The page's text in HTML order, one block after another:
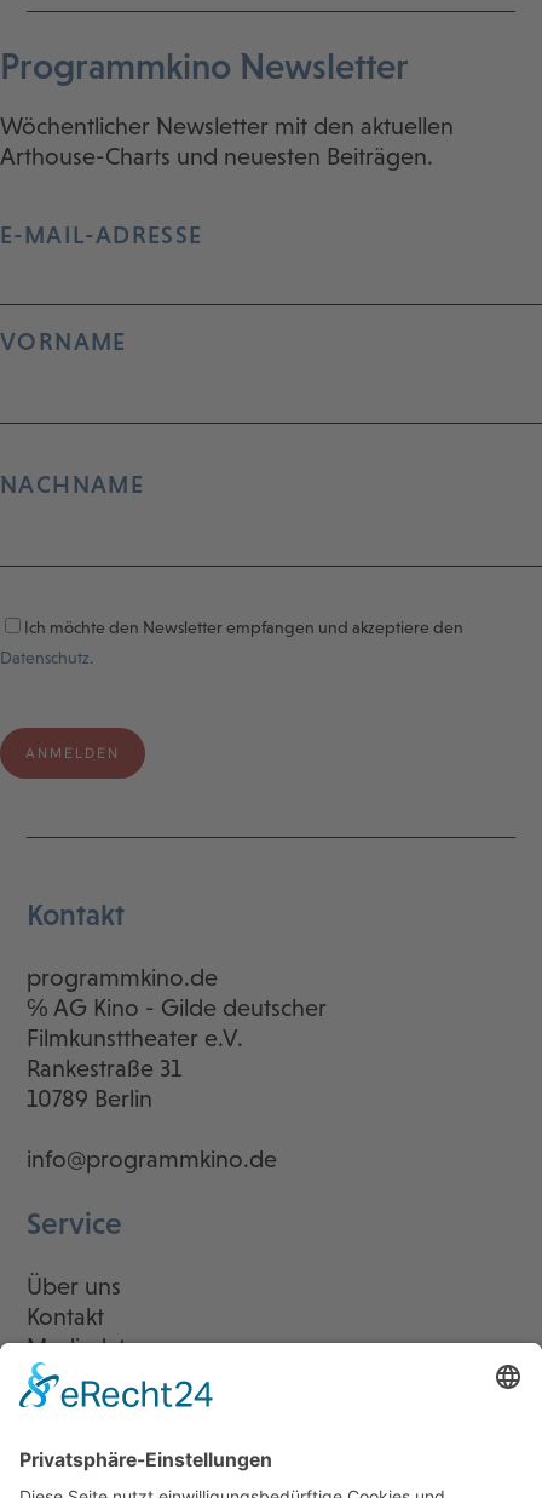
Programmkino Newsletter
Wöchentlicher Newsletter mit den aktuellen
Arthouse-Charts und neuesten Beiträgen.
E-MAIL-ADRESSE
VORNAME
NACHNAME
Ich möchte den Newsletter empfangen und akzeptiere den
Datenschutz.
Kontakt
programmkino.de
℅ AG Kino - Gilde deutscher
Filmkunsttheater e.V.
Rankestraße 31
10789 Berlin
info@programmkino.de
Service
Über uns
Kontakt
Mediadaten
Newsletter
LogIn
Legal